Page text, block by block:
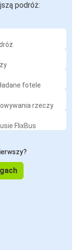
podróż:
fotele
rzeczy
FlixBus